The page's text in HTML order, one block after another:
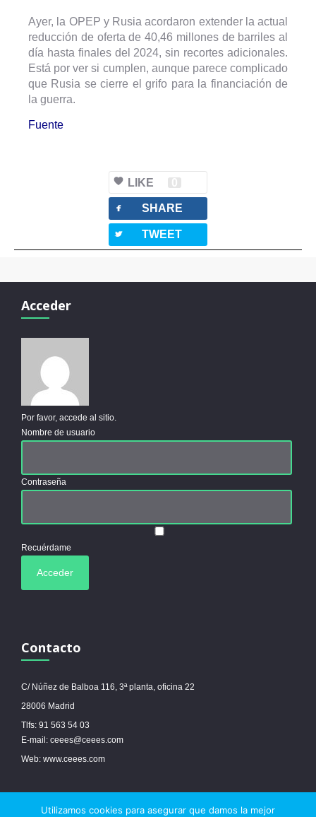
Ayer, la OPEP y Rusia acordaron extender la actual
reducción de oferta de 40,46 millones de barriles al
día hasta finales del 2024, sin recortes adicionales.
Está por ver si cumplen, aunque parece complicado
que Rusia se cierre el grifo para la financiación de
la guerra.
Fuente
LIKE 0
facebook SHARE
twitterbird TWEET
Acceder
Por favor, accede al sitio.
Nombre de usuario
Contraseña
Recuérdame
Contacto
C/ Núñez de Balboa 116, 3ª planta, oficina 22
28006 Madrid
Tlfs: 91 563 54 03
E-mail: ceees@ceees.com
Web: www.ceees.com
Utilizamos cookies para asegurar que damos la mejor